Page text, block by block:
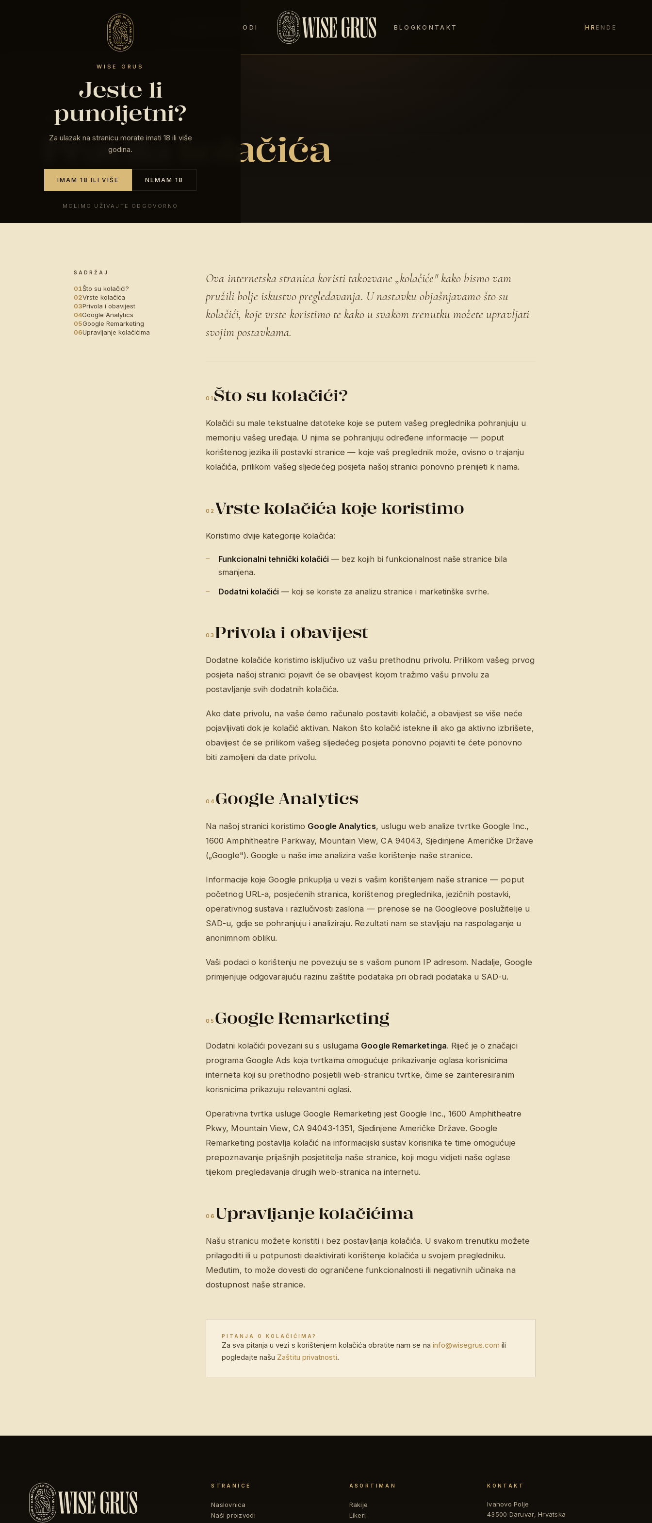
PROIZVODI BLOG KONTAKT HR EN DE
NATRAG NA NASLOVNICU
PRAVNE INFORMACIJE
Pravilakolačića
POSLJEDNJA IZMJENA · OŽUJAK 2026
SADRŽAJ
Što su kolačići?
Vrste kolačića
Privola i obavijest
Google Analytics
Google Remarketing
Upravljanje kolačićima
Ova internetska stranica koristi takozvane „kolačiće" kako bismo vam
pružili bolje iskustvo pregledavanja. U nastavku objašnjavamo što su
kolačići, koje vrste koristimo te kako u svakom trenutku možete upravljati
svojim postavkama.
01 Što su kolačići?
Kolačići su male tekstualne datoteke koje se putem vašeg preglednika pohranjuju u
memoriju vašeg uređaja. U njima se pohranjuju određene informacije — poput
korištenog jezika ili postavki stranice — koje vaš preglednik može, ovisno o trajanju
kolačića, prilikom vašeg sljedećeg posjeta našoj stranici ponovno prenijeti k nama.
02 Vrste kolačića koje koristimo
Koristimo dvije kategorije kolačića:
Funkcionalni tehnički kolačići — bez kojih bi funkcionalnost naše stranice bila
smanjena.
Dodatni kolačići — koji se koriste za analizu stranice i marketinške svrhe.
03 Privola i obavijest
Dodatne kolačiće koristimo isključivo uz vašu prethodnu privolu. Prilikom vašeg prvog
posjeta našoj stranici pojavit će se obavijest kojom tražimo vašu privolu za
postavljanje svih dodatnih kolačića.
Ako date privolu, na vaše ćemo računalo postaviti kolačić, a obavijest se više neće
pojavljivati dok je kolačić aktivan. Nakon što kolačić istekne ili ako ga aktivno izbrišete,
obavijest će se prilikom vašeg sljedećeg posjeta ponovno pojaviti te ćete ponovno
biti zamoljeni da date privolu.
04 Google Analytics
Na našoj stranici koristimo Google Analytics, uslugu web analize tvrtke Google Inc.,
1600 Amphitheatre Parkway, Mountain View, CA 94043, Sjedinjene Američke Države
(„Google"). Google u naše ime analizira vaše korištenje naše stranice.
Informacije koje Google prikuplja u vezi s vašim korištenjem naše stranice — poput
početnog URL-a, posjećenih stranica, korištenog preglednika, jezičnih postavki,
operativnog sustava i razlučivosti zaslona — prenose se na Googleove poslužitelje u
SAD-u, gdje se pohranjuju i analiziraju. Rezultati nam se stavljaju na raspolaganje u
anonimnom obliku.
Vaši podaci o korištenju ne povezuju se s vašom punom IP adresom. Nadalje, Google
primjenjuje odgovarajuću razinu zaštite podataka pri obradi podataka u SAD-u.
05 Google Remarketing
Dodatni kolačići povezani su s uslugama Google Remarketinga. Riječ je o značajci
programa Google Ads koja tvrtkama omogućuje prikazivanje oglasa korisnicima
interneta koji su prethodno posjetili web-stranicu tvrtke, čime se zainteresiranim
korisnicima prikazuju relevantni oglasi.
Operativna tvrtka usluge Google Remarketing jest Google Inc., 1600 Amphitheatre
Pkwy, Mountain View, CA 94043-1351, Sjedinjene Američke Države. Google
Remarketing postavlja kolačić na informacijski sustav korisnika te time omogućuje
prepoznavanje prijašnjih posjetitelja naše stranice, koji mogu vidjeti naše oglase
tijekom pregledavanja drugih web-stranica na internetu.
06 Upravljanje kolačićima
Našu stranicu možete koristiti i bez postavljanja kolačića. U svakom trenutku možete
prilagoditi ili u potpunosti deaktivirati korištenje kolačića u svojem pregledniku.
Međutim, to može dovesti do ograničene funkcionalnosti ili negativnih učinaka na
dostupnost naše stranice.
PITANJA O KOLAČIĆIMA?
Za sva pitanja u vezi s korištenjem kolačića obratite nam se na info@wisegrus.com ili
pogledajte našu Zaštitu privatnosti.
STRANICE
Naslovnica
Naši proizvodi
ASORTIMAN
Rakije
Likeri
KONTAKT
Ivanovo Polje
43500 Daruvar, Hrvatska